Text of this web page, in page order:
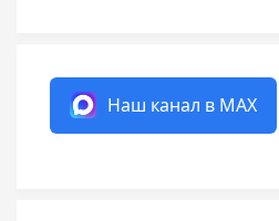
Наш канал в MAX